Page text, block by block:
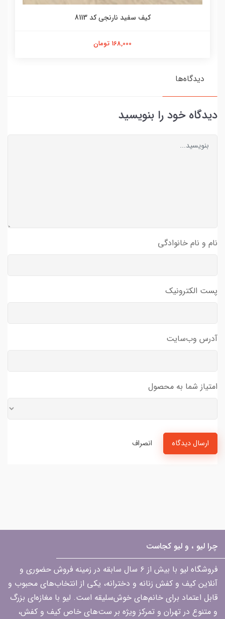
کیف سفید نارنجی کد 8113
168,000 تومان
دیدگاه‌ها
دیدگاه خود را بنویسید
نام و نام خانوادگی
پست الکترونیک
آدرس وب‌سایت
امتیاز شما به محصول
ارسال دیدگاه انصراف
چرا لیو ، و لیو کجاست
فروشگاه لیو با بیش از ۶ سال سابقه در زمینه فروش حضوری و
آنلاین کیف و کفش زنانه و دخترانه، یکی از انتخاب‌های محبوب و
قابل اعتماد برای خانم‌های خوش‌سلیقه است. لیو با مغازه‌ای بزرگ
و متنوع در تهران و تمرکز ویژه بر ست‌های خاص کیف و کفش،